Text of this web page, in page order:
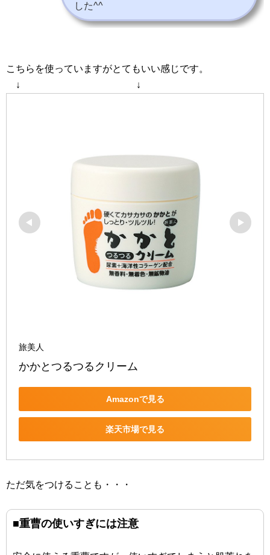
した^^
こちらを使っていますがとてもいい感じです。
↓ ↓
旅美人
かかとつるつるクリーム
Amazonで見る
楽天市場で見る
ただ気をつけることも・・・
■重曹の使いすぎには注意